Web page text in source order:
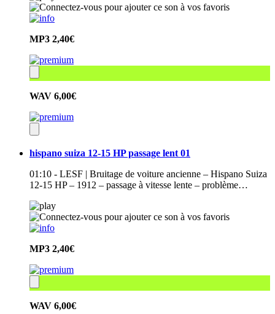
MP3 2,40€
WAV 6,00€
hispano suiza 12-15 HP passage lent 01
01:10 - LESF | Bruitage de voiture ancienne – Hispano Suiza
12-15 HP – 1912 – passage à vitesse lente – problème…
MP3 2,40€
WAV 6,00€